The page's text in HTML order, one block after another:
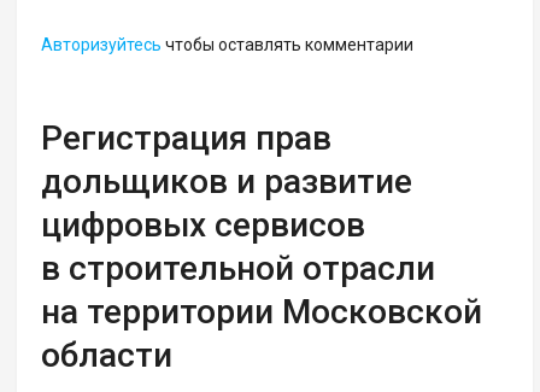
Авторизуйтесь чтобы оставлять комментарии
Регистрация прав
дольщиков и развитие
цифровых сервисов
в строительной отрасли
на территории Московской
области